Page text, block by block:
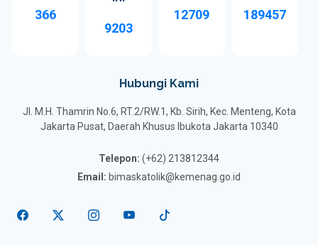
366
9203
12709 189457
Hubungi Kami
Jl. M.H. Thamrin No.6, RT.2/RW.1, Kb. Sirih, Kec. Menteng, Kota
Jakarta Pusat, Daerah Khusus Ibukota Jakarta 10340
Telepon: (+62) 213812344
Email: bimaskatolik@kemenag.go.id